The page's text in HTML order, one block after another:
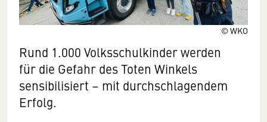
© WKO
Rund 1.000 Volksschulkinder werden
für die Gefahr des Toten Winkels
sensibilisiert – mit durchschlagendem
Erfolg.